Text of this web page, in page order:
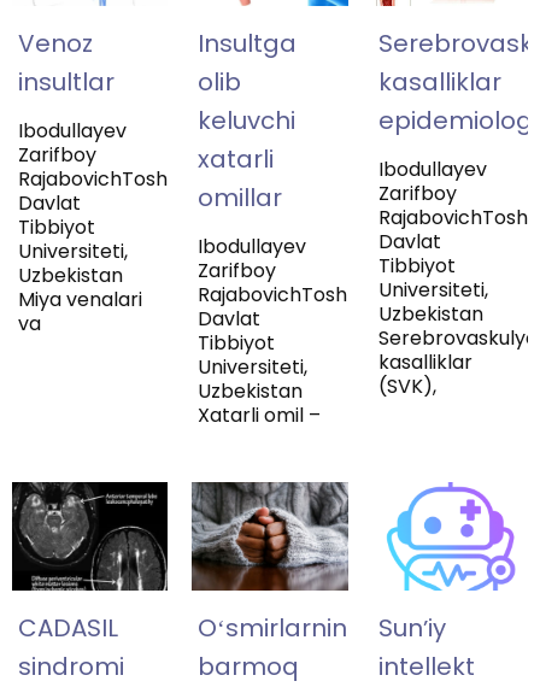
Venoz
insultlar
Ibodullayev
Zarifboy
RajabovichToshkent
Davlat
Tibbiyot
Universiteti,
Uzbekistan
Miya venalari
va
Insultga
olib
keluvchi
xatarli
omillar
Ibodullayev
Zarifboy
RajabovichToshkent
Davlat
Tibbiyot
Universiteti,
Uzbekistan
Xatarli omil –
kasalliklar
Ibodullayev
Zarifboy
Davlat
Tibbiyot
Universiteti,
Uzbekistan
kasalliklar
(SVK),
CADASIL
sindromi
Oʻsmirlarning
barmoq
Sunʼiy
intellekt